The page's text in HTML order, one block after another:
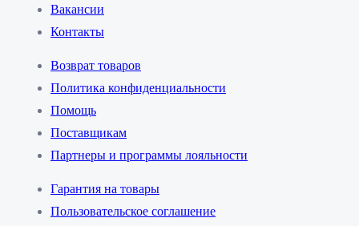
Вакансии
Контакты
Возврат товаров
Политика конфиденциальности
Помощь
Поставщикам
Партнеры и программы лояльности
Гарантия на товары
Пользовательское соглашение